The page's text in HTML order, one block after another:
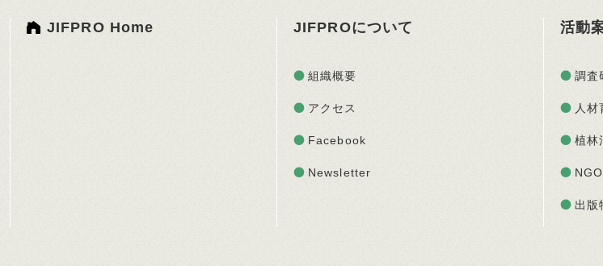
JIFPRO Home JIFPROについて
組織概要
アクセス
Facebook
Newsletter
活動
調査
人材
植林
出版